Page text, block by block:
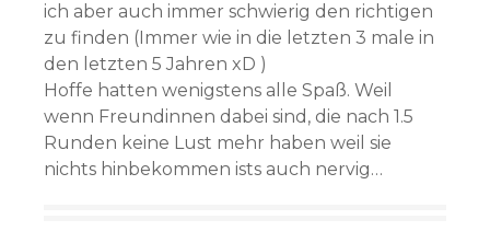
ich aber auch immer schwierig den richtigen
zu finden (Immer wie in die letzten 3 male in
den letzten 5 Jahren xD )
Hoffe hatten wenigstens alle Spaß. Weil
wenn Freundinnen dabei sind, die nach 1.5
Runden keine Lust mehr haben weil sie
nichts hinbekommen ists auch nervig…